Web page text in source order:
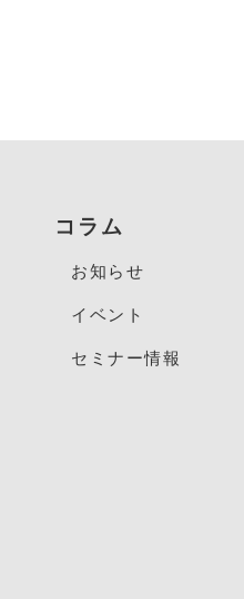
コラム
お知らせ
イベント
セミナー情報